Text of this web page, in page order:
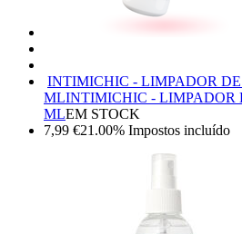
INTIMICHIC - LIMPADOR
MLINTIMICHIC - LIMPADOR
MLEM STOCK
7,99 €21.00% Impostos incluído